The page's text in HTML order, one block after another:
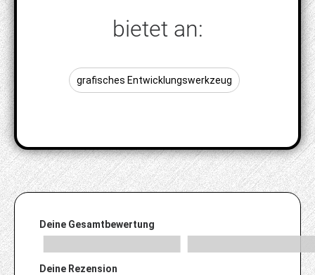
bietet an:
grafisches Entwicklungswerkzeug
Deine Gesamtbewertung
Deine Rezension